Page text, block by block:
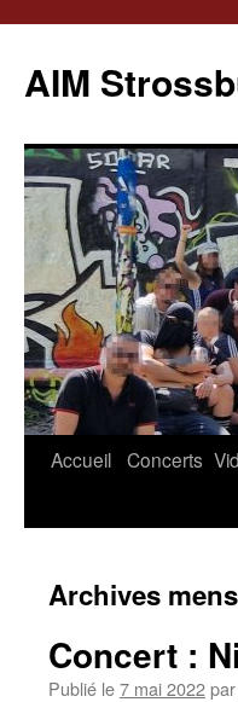
contenu
AIM
Accueil Concerts
Archives
Concert :
Publié le7 mai 2022par